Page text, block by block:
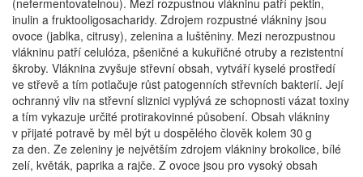
(nefermentovatelnou). Mezi rozpustnou vlákninu patří pektin,
inulin a fruktooligosacharidy. Zdrojem rozpustné vlákniny jsou
ovoce (jablka, citrusy), zelenina a luštěniny. Mezi nerozpustnou
vlákninu patří celulóza, pšeničné a kukuřičné otruby a rezistentní
škroby. Vláknina zvyšuje střevní obsah, vytváří kyselé prostředí
ve střevě a tím potlačuje růst patogenních střevních bakterií. Její
ochranný vliv na střevní sliznici vyplývá ze schopnosti vázat toxiny
a tím vykazuje určité protirakovinné působení. Obsah vlákniny
v přijaté potravě by měl být u dospělého člověk kolem 30 g
za den. Ze zeleniny je největším zdrojem vlákniny brokolice, bílé
zelí, květák, paprika a rajče. Z ovoce jsou pro vysoký obsah